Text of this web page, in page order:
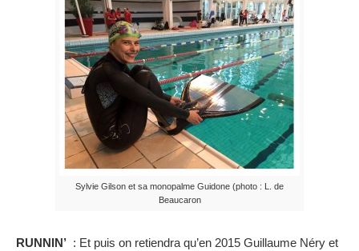
Sylvie Gilson et sa monopalme Guidone (photo : L. de
Beaucaron
RUNNIN’ : Et puis on retiendra qu’en 2015 Guillaume Néry et